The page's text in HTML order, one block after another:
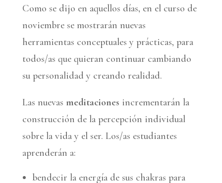
Como se dijo en aquellos días, en el curso de
noviembre se mostrarán nuevas
herramientas conceptuales y prácticas, para
todos/as que quieran continuar cambiando
su personalidad y creando realidad.
Las nuevas meditaciones incrementarán la
construcción de la percepción individual
sobre la vida y el ser. Los/as estudiantes
aprenderán a:
bendecir la energía de sus chakras para